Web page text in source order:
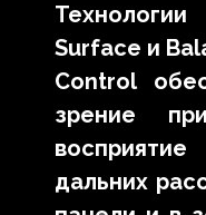
Surface и
Control
зрение
дальних